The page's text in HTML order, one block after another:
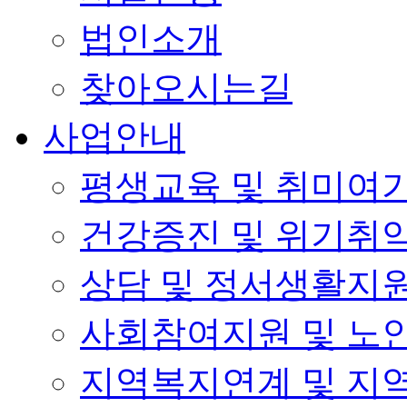
법인소개
찾아오시는길
사업안내
평생교육 및 취미여
건강증진 및 위기취
상담 및 정서생활지
사회참여지원 및 노
지역복지연계 및 지